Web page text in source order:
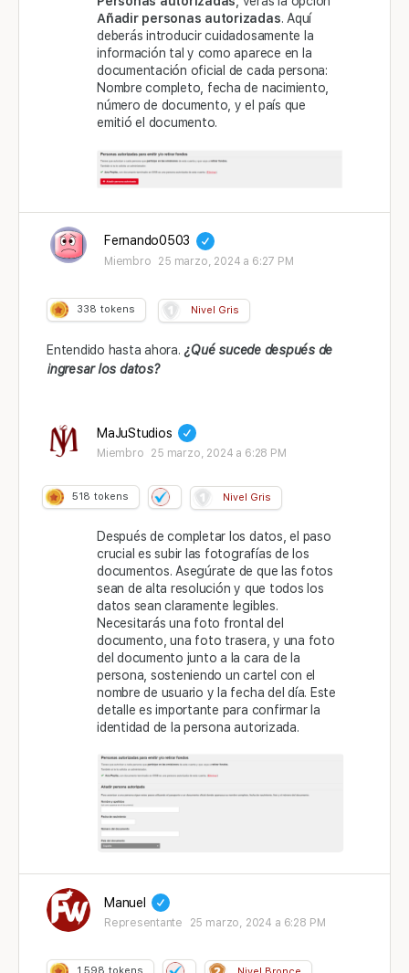
Añadir personas autorizadas. Aquí
deberás introducir cuidadosamente la
información tal y como aparece en la
documentación oficial de cada persona:
Nombre completo, fecha de nacimiento,
número de documento, y el país que
emitió el documento.
Fernando0503
Miembro 25 marzo, 2024 a 6:27 PM
338 tokens Nivel Gris
Entendido hasta ahora. ¿Qué sucede después de
ingresar los datos?
MaJuStudios
Miembro 25 marzo, 2024 a 6:28 PM
518 tokens Nivel Gris
Después de completar los datos, el paso
crucial es subir las fotografías de los
documentos. Asegúrate de que las fotos
sean de alta resolución y que todos los
datos sean claramente legibles.
Necesitarás una foto frontal del
documento, una foto trasera, y una foto
del documento junto a la cara de la
persona, sosteniendo un cartel con el
nombre de usuario y la fecha del día. Este
detalle es importante para confirmar la
identidad de la persona autorizada.
Manuel
Representante 25 marzo, 2024 a 6:28 PM
1.598 tokens